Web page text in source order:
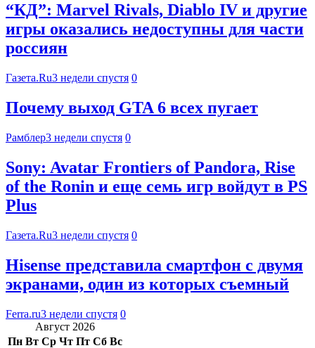
“КД”: Marvel Rivals, Diablo IV и другие
игры оказались недоступны для части
россиян
Газета.Ru3 недели спустя 0
Почему выход GTA 6 всех пугает
Рамблер3 недели спустя 0
Sony: Avatar Frontiers of Pandora, Rise
of the Ronin и еще семь игр войдут в PS
Plus
Газета.Ru3 недели спустя 0
Hisense представила смартфон с двумя
экранами, один из которых съемный
Ferra.ru3 недели спустя 0
Август 2026
Пн Вт Ср Чт Пт Сб Вс